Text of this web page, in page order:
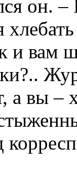
он.
и вам
а вы –